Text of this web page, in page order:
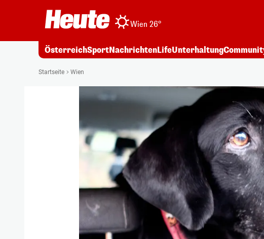
Wien 26°
ÖsterreichSportNachrichtenLifeUnterhaltung
Startseite Wien